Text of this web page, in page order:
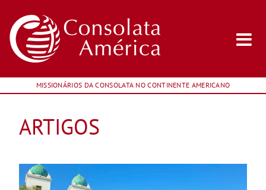
MISSIONÁRIOS DA CONSOLATA NO CONTINENTE AMERICANO
ARTIGOS